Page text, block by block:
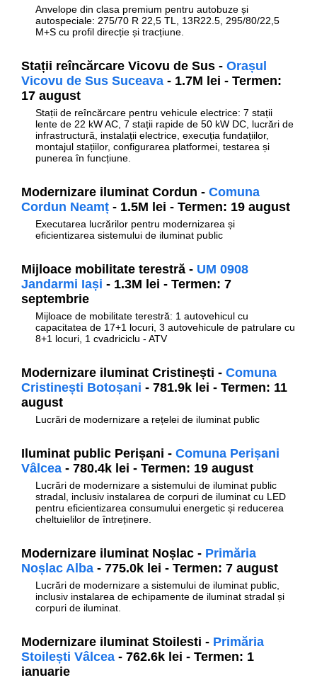
Anvelope din clasa premium pentru autobuze și
autospeciale: 275/70 R 22,5 TL, 13R22.5, 295/80/22,5
M+S cu profil direcție și tracțiune.
Stații reîncărcare Vicovu de Sus - Orașul
Vicovu de Sus Suceava - 1.7M lei - Termen:
17 august
Stații de reîncărcare pentru vehicule electrice: 7 stații
lente de 22 kW AC, 7 stații rapide de 50 kW DC, lucrări de
infrastructură, instalații electrice, execuția fundațiilor,
montajul stațiilor, configurarea platformei, testarea și
punerea în funcțiune.
Modernizare iluminat Cordun - Comuna
Cordun Neamț - 1.5M lei - Termen: 19 august
Executarea lucrărilor pentru modernizarea și
eficientizarea sistemului de iluminat public
Mijloace mobilitate terestră - UM 0908
Jandarmi Iași - 1.3M lei - Termen: 7
septembrie
Mijloace de mobilitate terestră: 1 autovehicul cu
capacitatea de 17+1 locuri, 3 autovehicule de patrulare cu
8+1 locuri, 1 cvadriciclu - ATV
Modernizare iluminat Cristinești - Comuna
Cristinești Botoșani - 781.9k lei - Termen: 11
august
Lucrări de modernizare a rețelei de iluminat public
Iluminat public Perișani - Comuna Perișani
Vâlcea - 780.4k lei - Termen: 19 august
Lucrări de modernizare a sistemului de iluminat public
stradal, inclusiv instalarea de corpuri de iluminat cu LED
pentru eficientizarea consumului energetic și reducerea
cheltuielilor de întreținere.
Modernizare iluminat Noșlac - Primăria
Noșlac Alba - 775.0k lei - Termen: 7 august
Lucrări de modernizare a sistemului de iluminat public,
inclusiv instalarea de echipamente de iluminat stradal și
corpuri de iluminat.
Modernizare iluminat Stoilesti - Primăria
Stoilești Vâlcea - 762.6k lei - Termen: 1
ianuarie